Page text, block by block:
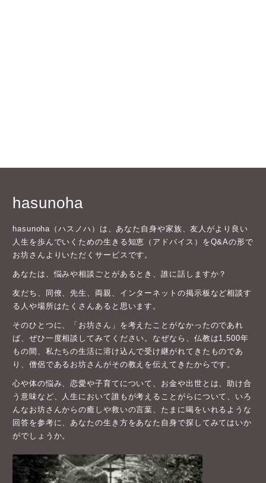
hasunoha
hasunoha（ハスノハ）は、あなた自身や家族、友人がより良い
人生を歩んでいくための生きる知恵（アドバイス）をQ&Aの形で
お坊さんよりいただくサービスです。
あなたは、悩みや相談ごとがあるとき、誰に話しますか？
友だち、同僚、先生、両親、インターネットの掲示板など相談す
る人や場所はたくさんあると思います。
そのひとつに、「お坊さん」を考えたことがなかったのであれ
ば、ぜひ一度相談してみてください。なぜなら、仏教は1,500年
もの間、私たちの生活に溶け込んで受け継がれてきたものであ
り、僧侶であるお坊さんがその教えを伝えてきたからです。
心や体の悩み、恋愛や子育てについて、お金や出世とは、助け合
う意味など、人生において誰もが考えることがらについて、いろ
んなお坊さんからの癒しや救いの言葉、たまに喝をいれるような
回答を参考に、あなたの生き方をあなた自身で探してみてはいか
がでしょうか。